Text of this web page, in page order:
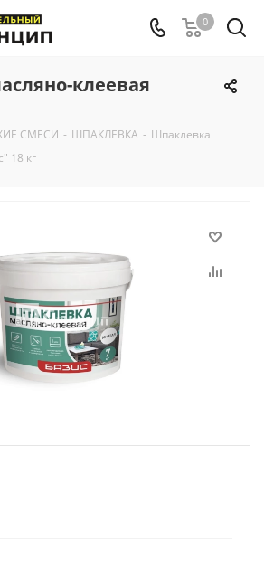
0
клеевая
СМЕСИ - ШПАКЛЕВКА - Шпаклевка
18 кг